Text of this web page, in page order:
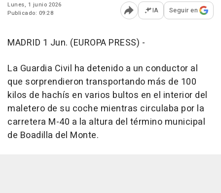
Lunes, 1 junio 2026
Publicado: 09:28
Abrir opciones para
IA Seguir en
MADRID 1 Jun. (EUROPA PRESS) -
La Guardia Civil ha detenido a un conductor al
que sorprendieron transportando más de 100
kilos de hachís en varios bultos en el interior del
maletero de su coche mientras circulaba por la
carretera M-40 a la altura del término municipal
de Boadilla del Monte.